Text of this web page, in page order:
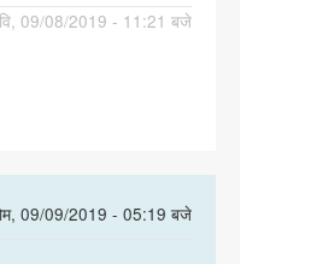
09/08/2019 - 11:21 बजे
09/09/2019 - 05:19 बजे